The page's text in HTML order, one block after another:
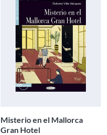
Misterio en el Mallorca
Gran Hotel